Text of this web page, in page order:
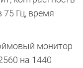
75 Гц, время
монитор
на 1440